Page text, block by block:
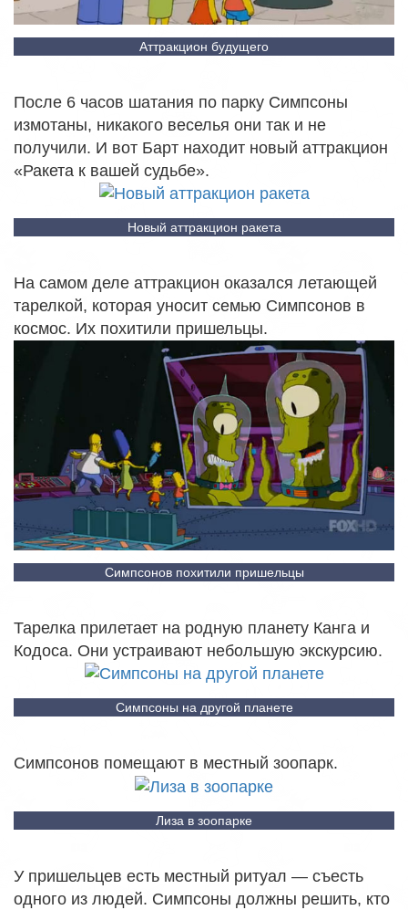
Аттракцион будущего
После 6 часов шатания по парку Симпсоны
измотаны, никакого веселья они так и не
получили. И вот Барт находит новый аттракцион
«Ракета к вашей судьбе».
Новый аттракцион ракета
На самом деле аттракцион оказался летающей
тарелкой, которая уносит семью Симпсонов в
космос. Их похитили пришельцы.
Симпсонов похитили пришельцы
Тарелка прилетает на родную планету Канга и
Кодоса. Они устраивают небольшую экскурсию.
Симпсоны на другой планете
Симпсонов помещают в местный зоопарк.
Лиза в зоопарке
У пришельцев есть местный ритуал — съесть
одного из людей. Симпсоны должны решить, кто